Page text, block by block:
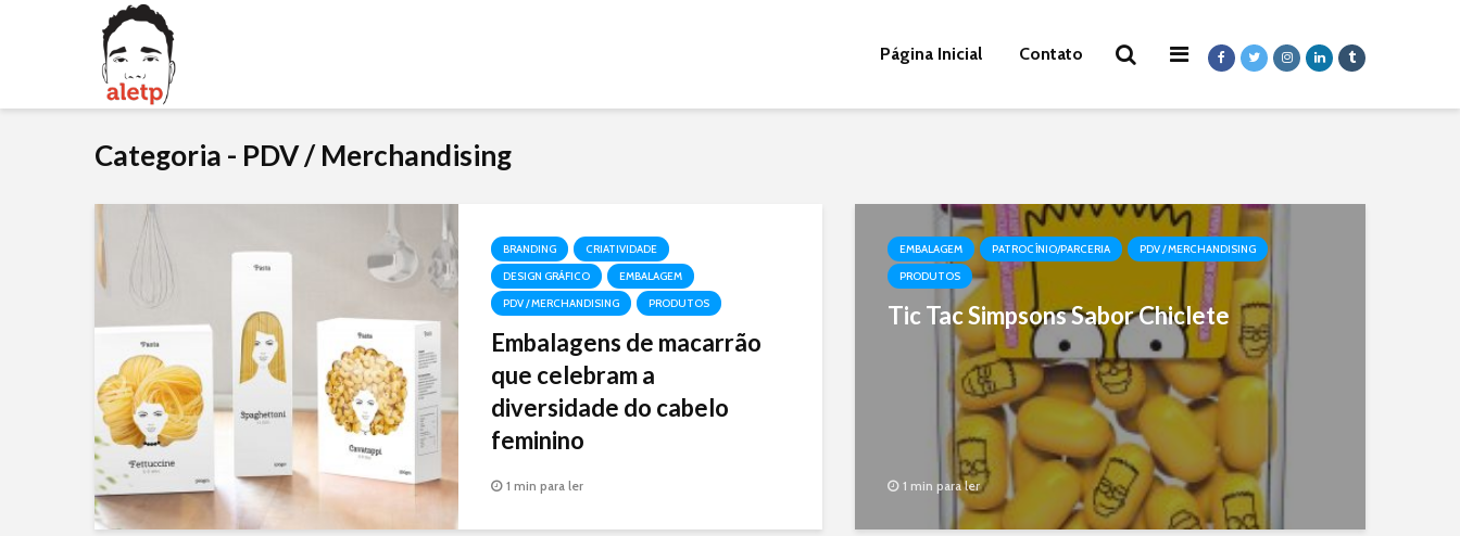
Página Inicial Contato
Categoria - PDV / Merchandising
BRANDING
CRIATIVIDADE
DESIGN GRÁFICO
EMBALAGEM
PDV / MERCHANDISING
PRODUTOS
Embalagens de macarrão
que celebram a
diversidade do cabelo
feminino
Embalagens de macarrão que
celebram a diversidade do cabelo
feminino, e a inspiração é clara, as
1 min para ler
EMBALAGEM PATROCÍNIO/PARCERIA
PDV / MERCHANDISING
PRODUTOS
Tic Tac Simpsons Sabor Chiclete
1 min para ler